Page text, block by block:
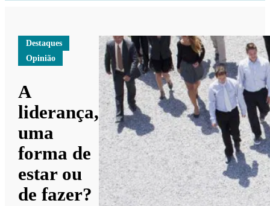
Destaques
Opinião
A
liderança,
uma
forma de
estar ou
de fazer?